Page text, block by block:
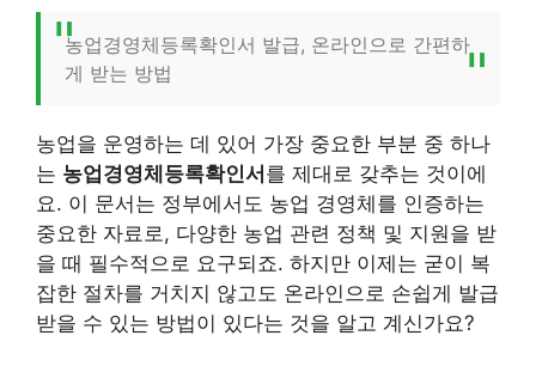
농업경영체등록확인서 발급, 온라인으로 간편하
게 받는 방법
농업을 운영하는 데 있어 가장 중요한 부분 중 하나
는 농업경영체등록확인서 를 제대로 갖추는 것이에
요. 이 문서는 정부에서도 농업 경영체를 인증하는
중요한 자료로, 다양한 농업 관련 정책 및 지원을 받
을 때 필수적으로 요구되죠. 하지만 이제는 굳이 복
잡한 절차를 거치지 않고도 온라인으로 손쉽게 발급
받을 수 있는 방법이 있다는 것을 알고 계신가요?